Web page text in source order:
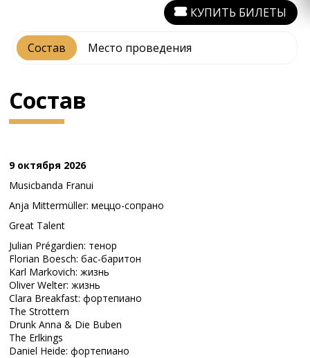
Состав Место проведения
КУПИТЬ БИЛЕТЫ
Состав
9 октября 2026
Musicbanda Franui
Anja Mittermüller: меццо-сопрано
Great Talent
Julian Prégardien: тенор
Florian Boesch: бас-баритон
Karl Markovich: жизнь
Oliver Welter: жизнь
Clara Breakfast: фортепиано
The Strottern
Drunk Anna & Die Buben
The Erlkings
Daniel Heide: фортепиано